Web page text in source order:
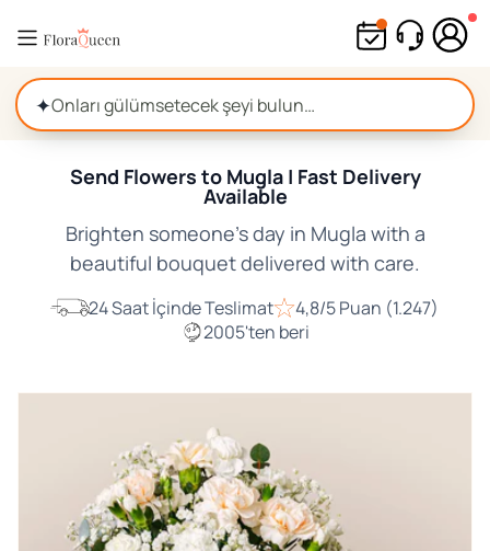
geç
✦
Send Flowers to Mugla | Fast Delivery
Available
Brighten someone's day in Mugla with a
beautiful bouquet delivered with care.
24 Saat İçinde Teslimat
4,8/5 Puan (1.247)
2005'ten beri